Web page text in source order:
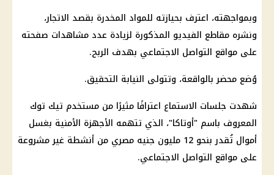
وبمواجهته، اعترف بحيازته للمواد المخدرة بقصد الاتجار،
ونشره مقاطع الفيديو المذكورة لزيادة عدد مشاهدات صفحته
على مواقع التواصل الاجتماعي بهدف الربح.
وُضع محضر بالواقعة، وتتولى النيابة التحقيق.
شهدت جلسات الاستماع اعترافًا مثيرًا من مستخدم تيك توك
المعروف باسم "أوتاكا"، الذي تتهمه الأجهزة الأمنية بغسل
أموال تُقدر بنحو 12 مليون جنيه مصري من أنشطة غير مشروعة
على مواقع التواصل الاجتماعي.